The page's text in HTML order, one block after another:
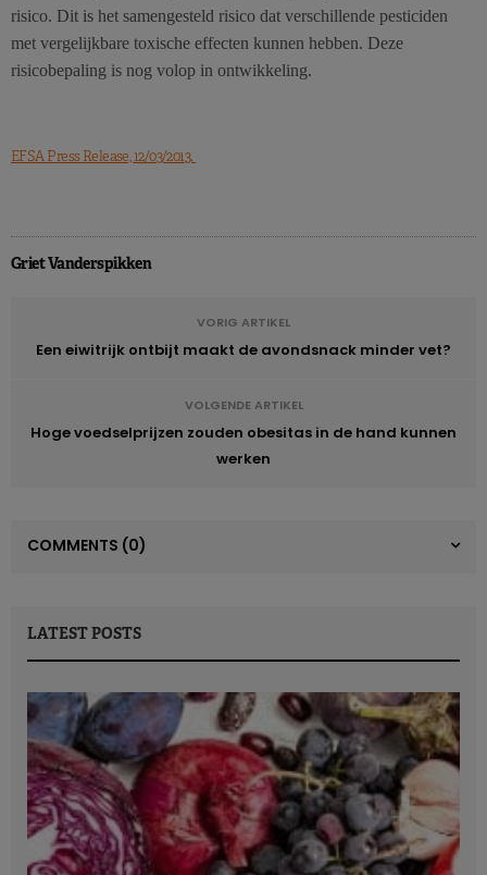
risico. Dit is het samengesteld risico dat verschillende pesticiden
met vergelijkbare toxische effecten kunnen hebben. Deze
risicobepaling is nog volop in ontwikkeling.
EFSA Press Release, 12/03/2013.
Griet Vanderspikken
VORIG ARTIKEL
Een eiwitrijk ontbijt maakt de avondsnack minder vet?
VOLGENDE ARTIKEL
Hoge voedselprijzen zouden obesitas in de hand kunnen
werken
COMMENTS (0)
LATEST POSTS